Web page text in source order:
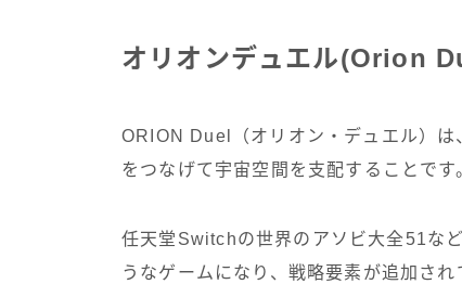
オリオンデュエル(Orion
ORION Duel（オリオン・デュエル）
をつなげて宇宙空間を支配することです
任天堂Switchの世界のアソビ大全51な
うなゲームになり、戦略要素が追加され